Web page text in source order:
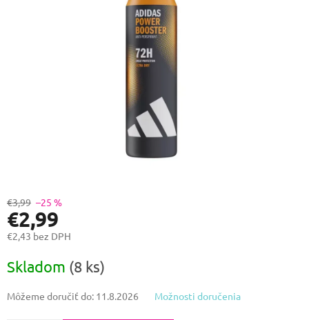
€3,99 –25 %
€2,99
€2,43 bez DPH
cena:
Skladom (8 ks)
Môžeme doručiť do: 11.8.2026 Možnosti doručenia